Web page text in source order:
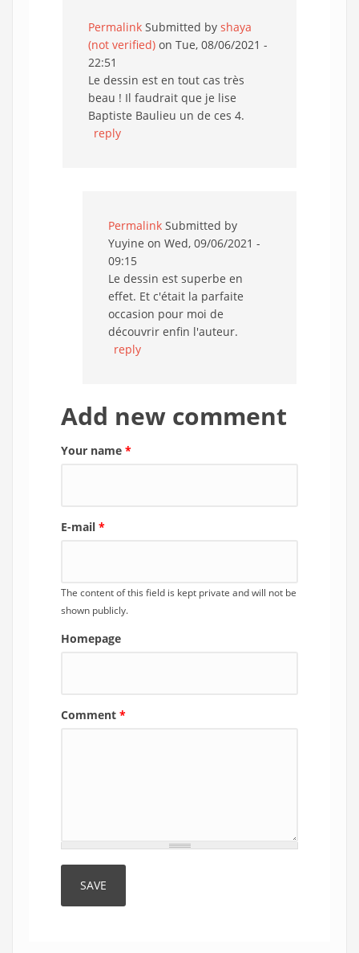
Permalink Submitted by shaya
(not verified) on Tue, 08/06/2021 -
22:51
Le dessin est en tout cas très
beau ! Il faudrait que je lise
Baptiste Baulieu un de ces 4.
reply
Permalink Submitted by
Yuyine on Wed, 09/06/2021 -
09:15
Le dessin est superbe en
effet. Et c'était la parfaite
occasion pour moi de
découvrir enfin l'auteur.
reply
Add new comment
Your name *
E-mail *
The content of this field is kept private and will not be
shown publicly.
Homepage
Comment *